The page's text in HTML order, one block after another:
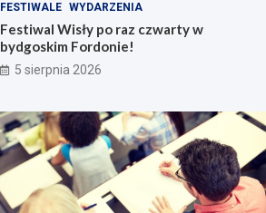
FESTIWALE WYDARZENIA
Festiwal Wisły po raz czwarty w
bydgoskim Fordonie!
5 sierpnia 2026